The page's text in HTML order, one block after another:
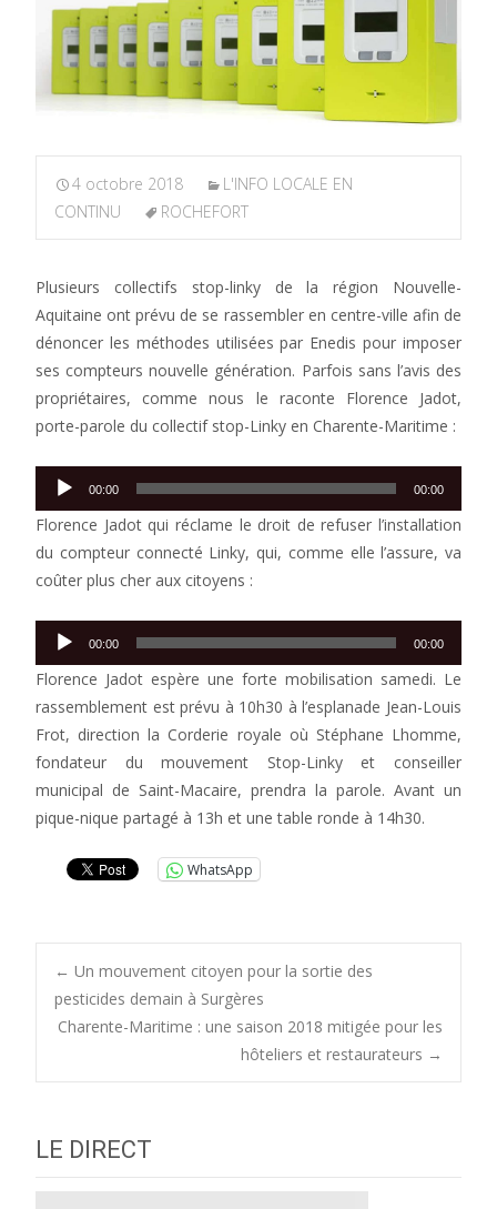
4 octobre 2018
L'INFO LOCALE EN
CONTINU
ROCHEFORT
Plusieurs collectifs stop-linky de la région Nouvelle-
Aquitaine ont prévu de se rassembler en centre-ville afin de
dénoncer les méthodes utilisées par Enedis pour imposer
ses compteurs nouvelle génération. Parfois sans l’avis des
propriétaires, comme nous le raconte Florence Jadot,
porte-parole du collectif stop-Linky en Charente-Maritime :
Lecteur
audio
00:00 00:00
Florence Jadot qui réclame le droit de refuser l’installation
du compteur connecté Linky, qui, comme elle l’assure, va
coûter plus cher aux citoyens :
Lecteur
audio
00:00 00:00
Florence Jadot espère une forte mobilisation samedi. Le
rassemblement est prévu à 10h30 à l’esplanade Jean-Louis
Frot, direction la Corderie royale où Stéphane Lhomme,
fondateur du mouvement Stop-Linky et conseiller
municipal de Saint-Macaire, prendra la parole. Avant un
pique-nique partagé à 13h et une table ronde à 14h30.
WhatsApp
Post
navigation
← Un mouvement citoyen pour la sortie des
pesticides demain à Surgères
Charente-Maritime : une saison 2018 mitigée pour les
hôteliers et restaurateurs →
LE DIRECT